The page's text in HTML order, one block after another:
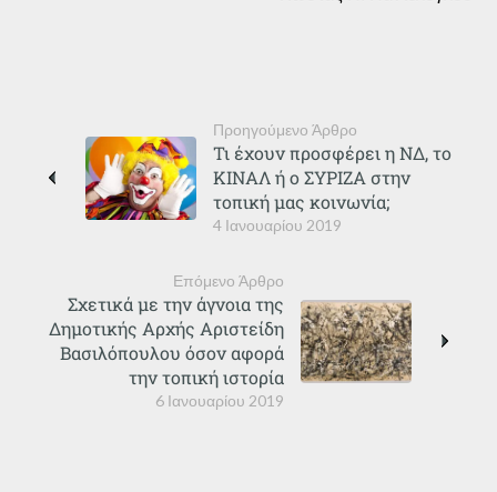
Προηγούμενο Άρθρο
4 Ιανουαρίου 2019
Τι έχουν προσφέρει η ΝΔ, το
ΚΙΝΑΛ ή ο ΣΥΡΙΖΑ στην
τοπική μας κοινωνία;
Επόμενο Άρθρο
6 Ιανουαρίου 2019
Σχετικά με την άγνοια της
Δημοτικής Αρχής Αριστείδη
Βασιλόπουλου όσον αφορά
την τοπική ιστορία